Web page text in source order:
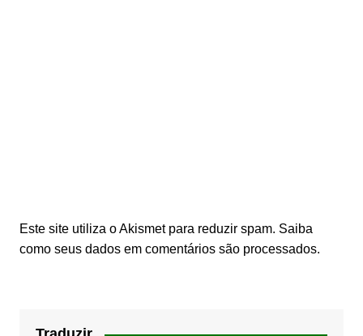
Este site utiliza o Akismet para reduzir spam. Saiba
como seus dados em comentários são processados.